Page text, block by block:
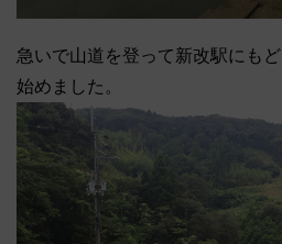
急いで山道を登って新改駅にも
始めました。